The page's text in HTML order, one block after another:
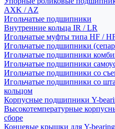
AXK / AZ
Игольчатые подшипники
Внутренние кольца IR / LR
Игольчатые муфты типа HF /
Игольчатые подшипники
Игольчатые подшипники
Игольчатые подшипники
Игольчатые подшипники со
Игольчатые подшипники со
кольцом
Корпусные подшипники Y-
Высокотемпературные
сборе
Концевые крышки для Y-